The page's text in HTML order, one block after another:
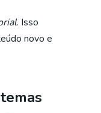
. Isso
novo e